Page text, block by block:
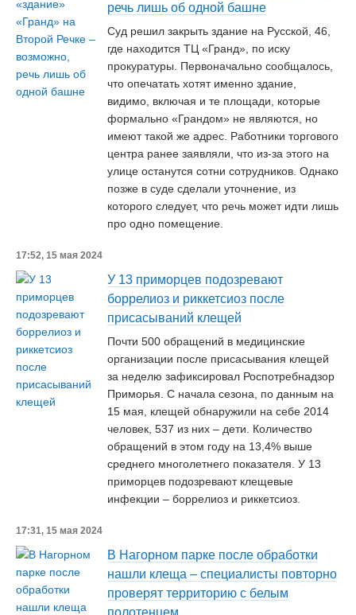
речь лишь об одной башне
Суд решил закрыть здание на Русской, 46,
где находится ТЦ «Гранд», по иску
прокуратуры. Первоначально сообщалось,
что опечатать хотят именно здание,
видимо, включая и те площади, которые
формально «Грандом» не являются, но
имеют такой же адрес. Работники торгового
центра ранее заявляли, что из-за этого на
улице останутся сотни сотрудников. Однако
позже в суде сделали уточнение, из
которого следует, что речь может идти лишь
про одно помещение.
17:52, 15 мая 2024
У 13 приморцев подозревают
боррелиоз и риккетсиоз после
присасываний клещей
Почти 500 обращений в медицинские
организации после присасывания клещей
за неделю зафиксировал Роспотребнадзор
Приморья. С начала сезона, по данным на
15 мая, клещей обнаружили на себе 2014
человек, 537 из них – дети. Количество
обращений в этом году на 13,4% выше
среднего многолетнего показателя. У 13
приморцев подозревают клещевые
инфекции – боррелиоз и риккетсиоз.
17:31, 15 мая 2024
В Нагорном парке после обработки
нашли клеща – специалисты повторно
проверят территорию с белым
полотенцем